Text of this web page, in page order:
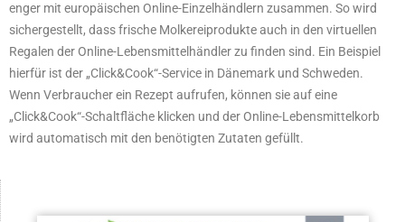
enger mit europäischen Online-Einzelhändlern zusammen. So wird
sichergestellt, dass frische Molkereiprodukte auch in den virtuellen
Regalen der Online-Lebensmittelhändler zu finden sind. Ein Beispiel
hierfür ist der „Click&Cook“-Service in Dänemark und Schweden.
Wenn Verbraucher ein Rezept aufrufen, können sie auf eine
„Click&Cook“-Schaltfläche klicken und der Online-Lebensmittelkorb
wird automatisch mit den benötigten Zutaten gefüllt.